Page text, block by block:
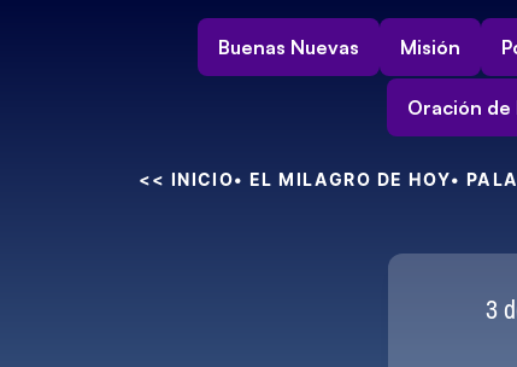
Buenas Nuevas Misión
Oración
<< INICIO• EL MILAGRO DE HOY•
3